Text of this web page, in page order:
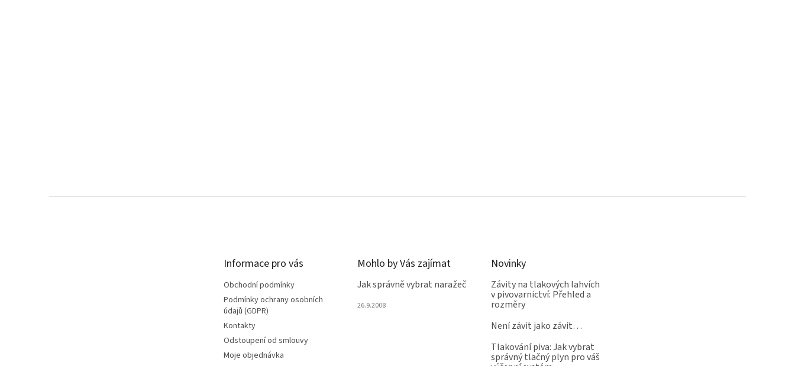
Informace pro vás
Obchodní podmínky
Podmínky ochrany osobních
údajů (GDPR)
Kontakty
Odstoupení od smlouvy
Moje objednávka
Mohlo by Vás zajímat
Jak správně vybrat naražeč
26.9.2008
Novinky
Závity na tlakových lahvích
v pivovarnictví: Přehled a
rozměry
Není závit jako závit…
Tlakování piva: Jak vybrat
správný tlačný plyn pro váš